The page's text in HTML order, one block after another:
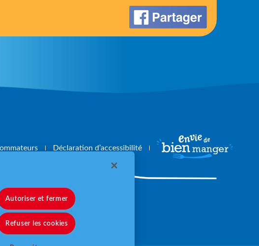
Déclaration d’accessibilité
www.mangerbouger.fr
Autoriser et fermer
Refuser les cookies